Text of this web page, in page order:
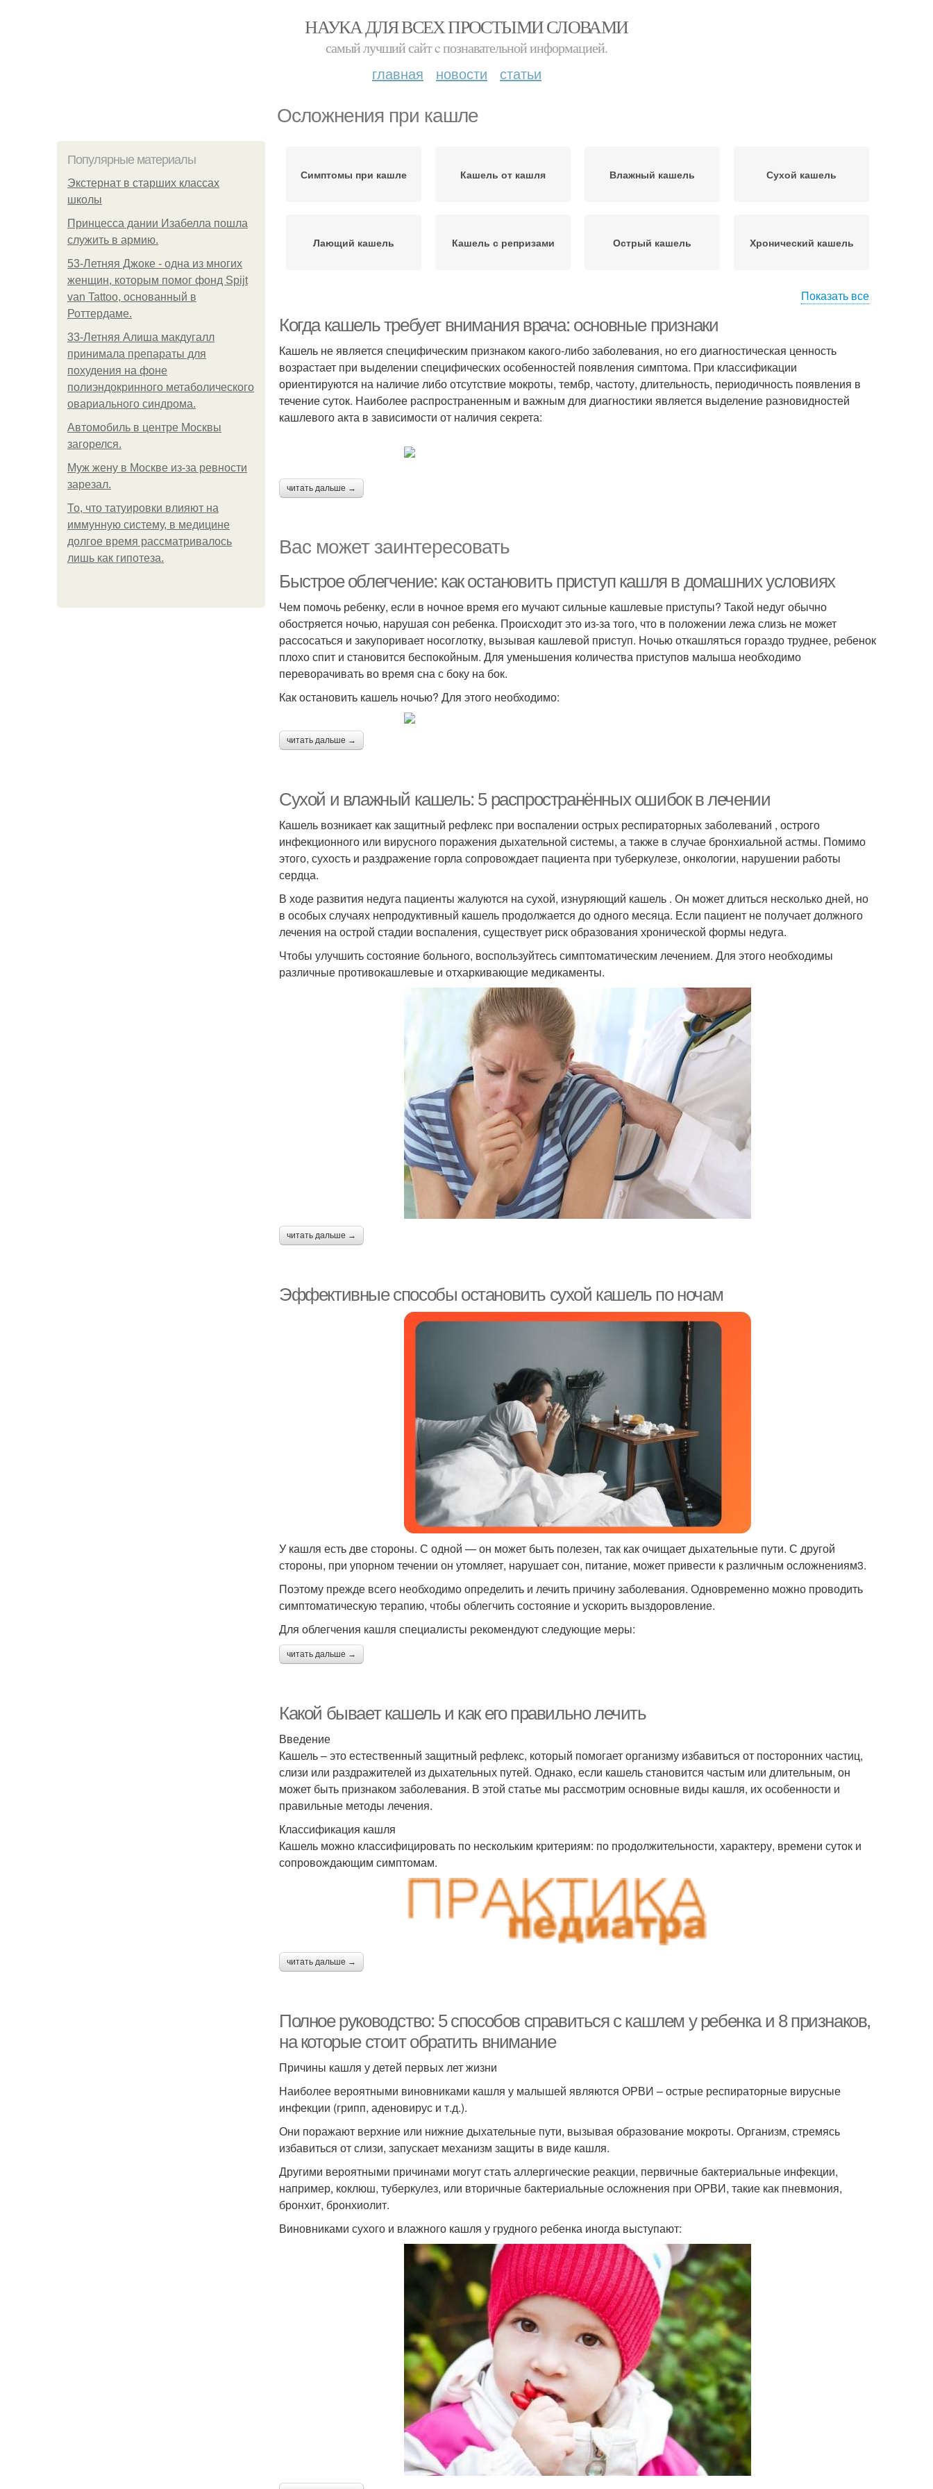
НАУКА ДЛЯ ВСЕХ ПРОСТЫМИ СЛОВАМИ
самый лучший сайт c познавательной информацией.
главная новости статьи
Осложнения при кашле
Популярные материалы
Экстернат в старших классах
школы
Принцесса дании Изабелла пошла
служить в армию.
53-Летняя Джоке - одна из многих
женщин, которым помог фонд Spijt
van Tattoo, основанный в
Роттердаме.
33-Летняя Алиша макдугалл
принимала препараты для
похудения на фоне
полиэндокринного метаболического
овариального синдрома.
Автомобиль в центре Москвы
загорелся.
Mуж жену в Москве из-за ревности
зарезал.
То, что татуировки влияют на
иммунную систему, в медицине
долгое время рассматривалось
лишь как гипотеза.
Симптомы при кашле Кашель от кашля Влажный кашель Сухой кашель
Лающий кашель Кашель с репризами Острый кашель Хронический кашель
кашель
Показать все
Когда кашель требует внимания врача: основные признаки
Кашель не является специфическим признаком какого-либо заболевания, но его диагностическая ценность
возрастает при выделении специфических особенностей появления симптома. При классификации
ориентируются на наличие либо отсутствие мокроты, тембр, частоту, длительность, периодичность появления в
течение суток. Наиболее распространенным и важным для диагностики является выделение разновидностей
кашлевого акта в зависимости от наличия секрета:
читать дальше →
Вас может заинтересовать
Быстрое облегчение: как остановить приступ кашля в домашних условиях
Чем помочь ребенку, если в ночное время его мучают сильные кашлевые приступы? Такой недуг обычно
обостряется ночью, нарушая сон ребенка. Происходит это из-за того, что в положении лежа слизь не может
рассосаться и закупоривает носоглотку, вызывая кашлевой приступ. Ночью откашляться гораздо труднее, ребенок
плохо спит и становится беспокойным. Для уменьшения количества приступов малыша необходимо
переворачивать во время сна с боку на бок.
Как остановить кашель ночью? Для этого необходимо:
читать дальше →
Сухой и влажный кашель: 5 распространённых ошибок в лечении
Кашель возникает как защитный рефлекс при воспалении острых респираторных заболеваний , острого
инфекционного или вирусного поражения дыхательной системы, а также в случае бронхиальной астмы. Помимо
этого, сухость и раздражение горла сопровождает пациента при туберкулезе, онкологии, нарушении работы
сердца.
В ходе развития недуга пациенты жалуются на сухой, изнуряющий кашель . Он может длиться несколько дней, но
в особых случаях непродуктивный кашель продолжается до одного месяца. Если пациент не получает должного
лечения на острой стадии воспаления, существует риск образования хронической формы недуга.
Чтобы улучшить состояние больного, воспользуйтесь симптоматическим лечением. Для этого необходимы
различные противокашлевые и отхаркивающие медикаменты.
читать дальше →
Эффективные способы остановить сухой кашель по ночам
У кашля есть две стороны. С одной — он может быть полезен, так как очищает дыхательные пути. С другой
стороны, при упорном течении он утомляет, нарушает сон, питание, может привести к различным осложнениям3.
Поэтому прежде всего необходимо определить и лечить причину заболевания. Одновременно можно проводить
симптоматическую терапию, чтобы облегчить состояние и ускорить выздоровление.
Для облегчения кашля специалисты рекомендуют следующие меры:
читать дальше →
Какой бывает кашель и как его правильно лечить
Введение
Кашель – это естественный защитный рефлекс, который помогает организму избавиться от посторонних частиц,
слизи или раздражителей из дыхательных путей. Однако, если кашель становится частым или длительным, он
может быть признаком заболевания. В этой статье мы рассмотрим основные виды кашля, их особенности и
правильные методы лечения.
Классификация кашля
Кашель можно классифицировать по нескольким критериям: по продолжительности, характеру, времени суток и
сопровождающим симптомам.
читать дальше →
Полное руководство: 5 способов справиться с кашлем у ребенка и 8 признаков,
на которые стоит обратить внимание
Причины кашля у детей первых лет жизни
Наиболее вероятными виновниками кашля у малышей являются ОРВИ – острые респираторные вирусные
инфекции (грипп, аденовирус и т.д.).
Они поражают верхние или нижние дыхательные пути, вызывая образование мокроты. Организм, стремясь
избавиться от слизи, запускает механизм защиты в виде кашля.
Другими вероятными причинами могут стать аллергические реакции, первичные бактериальные инфекции,
например, коклюш, туберкулез, или вторичные бактериальные осложнения при ОРВИ, такие как пневмония,
бронхит, бронхиолит.
Виновниками сухого и влажного кашля у грудного ребенка иногда выступают: